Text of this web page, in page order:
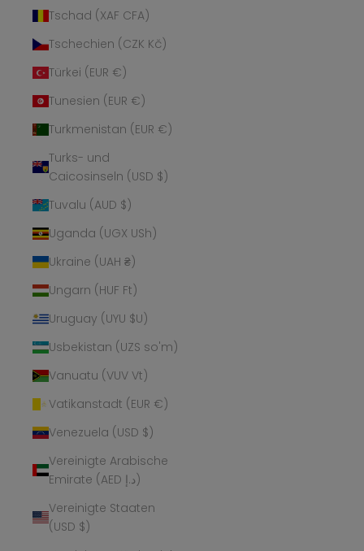
Tschad (XAF CFA)
Tschechien (CZK Kč)
Türkei (EUR €)
Tunesien (EUR €)
Turkmenistan (EUR €)
Turks- und
Caicosinseln (USD $)
Tuvalu (AUD $)
Uganda (UGX USh)
Ukraine (UAH ₴)
Ungarn (HUF Ft)
Uruguay (UYU $U)
Usbekistan (UZS so'm)
Vanuatu (VUV Vt)
Vatikanstadt (EUR €)
Venezuela (USD $)
Vereinigte Arabische
Emirate (AED د.إ)
Vereinigte Staaten
(USD $)